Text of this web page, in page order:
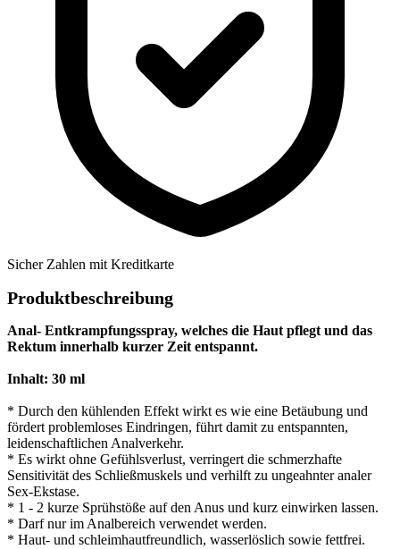
Sicher Zahlen mit Kreditkarte
Produktbeschreibung
Anal- Entkrampfungsspray, welches die Haut pflegt und das
Rektum innerhalb kurzer Zeit entspannt.
Inhalt: 30 ml
* Durch den kühlenden Effekt wirkt es wie eine Betäubung und
fördert problemloses Eindringen, führt damit zu entspannten,
leidenschaftlichen Analverkehr.
* Es wirkt ohne Gefühlsverlust, verringert die schmerzhafte
Sensitivität des Schließmuskels und verhilft zu ungeahnter analer
Sex-Ekstase.
* 1 - 2 kurze Sprühstöße auf den Anus und kurz einwirken lassen.
* Darf nur im Analbereich verwendet werden.
* Haut- und schleimhautfreundlich, wasserlöslich sowie fettfrei.